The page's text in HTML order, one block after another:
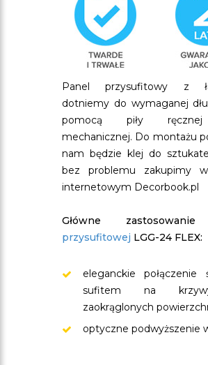
Panel przysufitowy z
dotniemy do wymaganej
pomocą piły
mechanicznej. Do montażu
nam będzie klej do
bez problemu zakupimy
internetowym Decorbook.pl
Główne
przysufitowej LGG-24 FLEX:
eleganckie połączenie
sufitem na
zaokrąglonych
optyczne podwyższenie